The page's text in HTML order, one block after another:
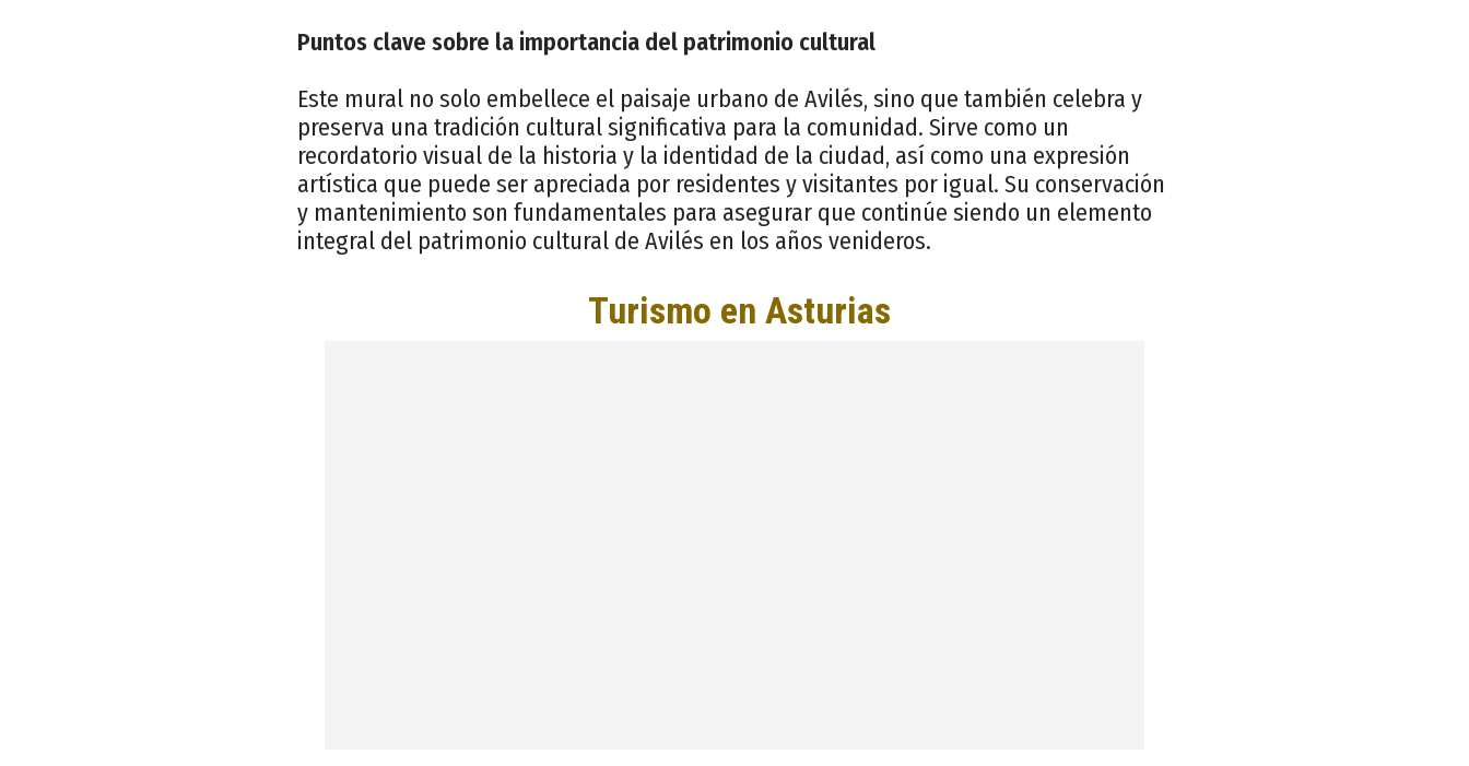
Puntos clave sobre la importancia del patrimonio cultural
Este mural no solo embellece el paisaje urbano de Avilés, sino que también celebra y
preserva una tradición cultural significativa para la comunidad. Sirve como un
recordatorio visual de la historia y la identidad de la ciudad, así como una expresión
artística que puede ser apreciada por residentes y visitantes por igual. Su conservación
y mantenimiento son fundamentales para asegurar que continúe siendo un elemento
integral del patrimonio cultural de Avilés en los años venideros.